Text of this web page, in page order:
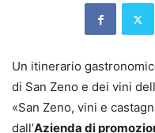
Un itinerario
di San Zeno e dei vini
«San Zeno, vini e
dall’Azienda di